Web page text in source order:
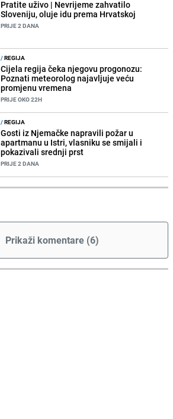
Pratite uživo | Nevrijeme zahvatilo
Sloveniju, oluje idu prema Hrvatskoj
PRIJE 2 DANA
/REGIJA
Cijela regija čeka njegovu progonozu:
Poznati meteorolog najavljuje veću
promjenu vremena
PRIJE OKO 22H
/REGIJA
Gosti iz Njemačke napravili požar u
apartmanu u Istri, vlasniku se smijali i
pokazivali srednji prst
PRIJE 2 DANA
Prikaži komentare (6)